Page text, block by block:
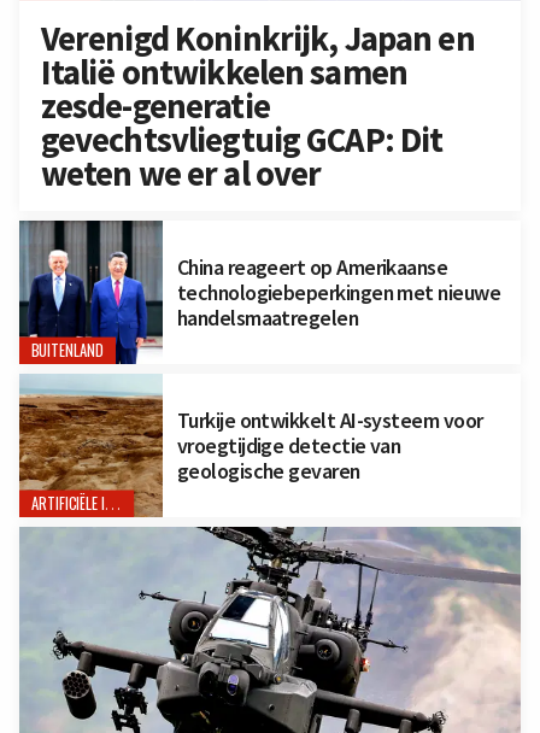
Verenigd Koninkrijk, Japan en
Italië ontwikkelen samen
zesde-generatie
gevechtsvliegtuig GCAP: Dit
weten we er al over
BUITENLAND
China reageert op Amerikaanse
technologiebeperkingen met nieuwe
handelsmaatregelen
ARTIFICIËLE INTELLIGENTIE
Turkije ontwikkelt AI-systeem voor
vroegtijdige detectie van
geologische gevaren